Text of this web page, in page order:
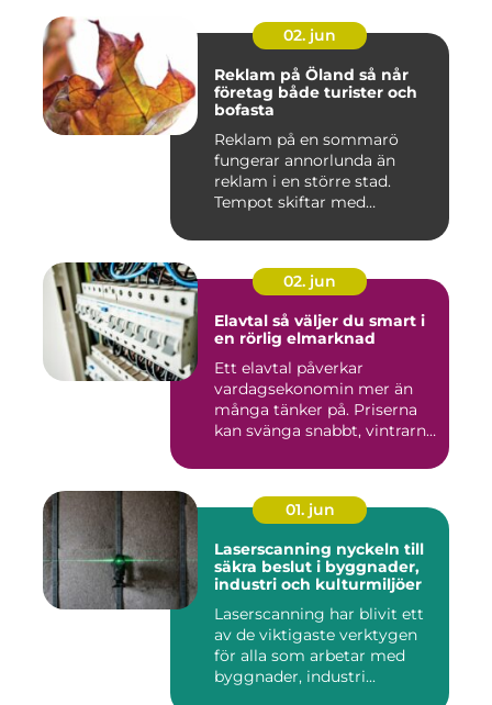
02. jun
Reklam på Öland så når
företag både turister och
bofasta
Reklam på en sommarö
fungerar annorlunda än
reklam i en större stad.
Tempot skiftar med
02. jun
Elavtal så väljer du smart i
en rörlig elmarknad
Ett elavtal påverkar
vardagsekonomin mer än
många tänker på. Priserna
kan svänga snabbt, vintrarna
01. jun
Laserscanning nyckeln till
säkra beslut i byggnader,
industri och kulturmiljöer
Laserscanning har blivit ett
av de viktigaste verktygen
för alla som arbetar med
byggnader, industri...